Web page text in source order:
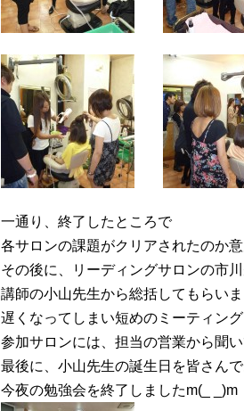
一通り、終了したところで
各サロンの課題がクリアされたのか
その後に、リーディングサロンの市
講師の小山先生から総括してもらい
遅くなってしまい短めのミーティン
参加サロンには、担当の営業から聞
最後に、小山先生の誕生日を皆さん
今夜の勉強会を終了しましたm(_ _)m